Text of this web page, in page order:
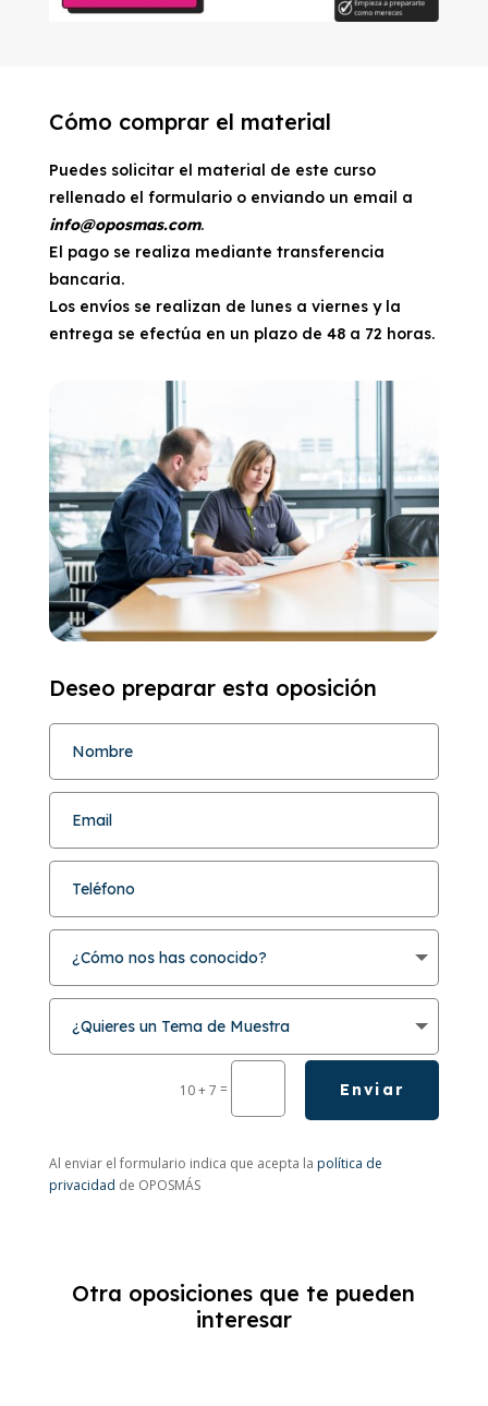
Cómo comprar el material
Puedes solicitar el material de este curso
rellenado el formulario o enviando un email a
info@oposmas.com.
El pago se realiza mediante transferencia
bancaria.
Los envíos se realizan de lunes a viernes y la
entrega se efectúa en un plazo de 48 a 72 horas.
Deseo preparar esta oposición
10 + 7 = Enviar
Al enviar el formulario indica que acepta la política de
privacidad de OPOSMÁS
Otra oposiciones que te pueden
interesar